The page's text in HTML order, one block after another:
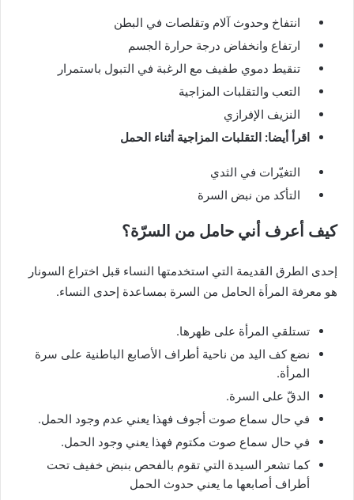
انتفاخ وحدوث آلام وتقلصات في البطن
ارتفاع وانخفاض درجة حرارة الجسم
تنقيط دموي طفيف مع الرغبة في التبول باستمرار
التعب والتقلبات المزاجية
النزيف الإفرازي
اقرأ أيضا: التقلبات المزاجية أثناء الحمل
التغيّرات في الثدي
التأكد من نبض السرة
كيف أعرف أني حامل من السرّة؟
إحدى الطرق القديمة التي استخدمتها النساء قبل اختراع السونار
هو معرفة المرأة الحامل من السرة بمساعدة إحدى النساء.
تستلقي المرأة على ظهرها.
نضع كف اليد من ناحية أطراف الأصابع الباطنية على سرة
المرأة.
الدقّ على السرة.
في حال سماع صوت أجوف فهذا يعني عدم وجود الحمل.
في حال سماع صوت مكتوم فهذا يعني وجود الحمل.
كما تشعر السيدة التي تقوم بالفحص بنبض خفيف تحت
أطراف أصابعها ما يعني حدوث الحمل